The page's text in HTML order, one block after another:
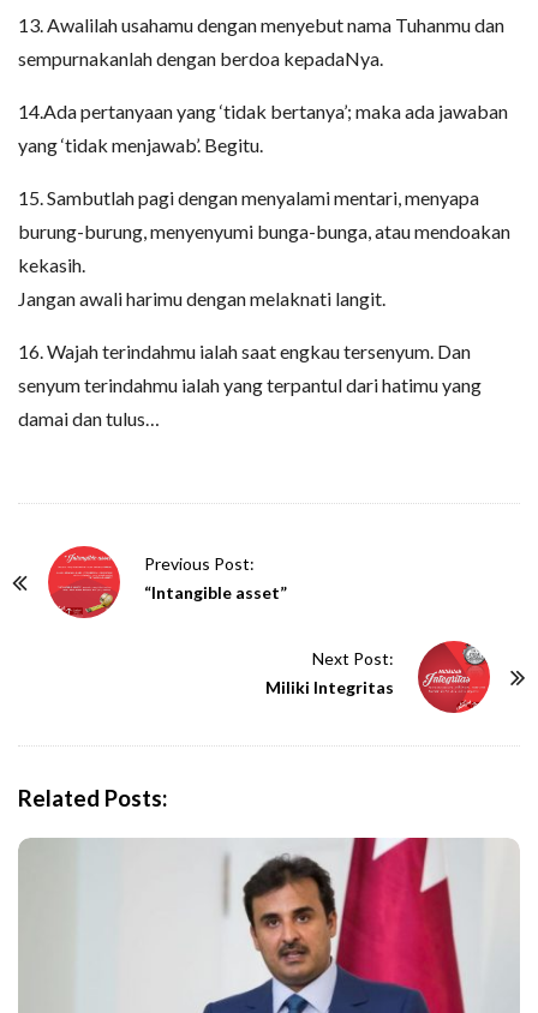
13. Awalilah usahamu dengan menyebut nama Tuhanmu dan
sempurnakanlah dengan berdoa kepadaNya.
14.Ada pertanyaan yang ‘tidak bertanya’; maka ada jawaban
yang ‘tidak menjawab’. Begitu.
15. Sambutlah pagi dengan menyalami mentari, menyapa
burung-burung, menyenyumi bunga-bunga, atau mendoakan
kekasih.
Jangan awali harimu dengan melaknati langit.
16. Wajah terindahmu ialah saat engkau tersenyum. Dan
senyum terindahmu ialah yang terpantul dari hatimu yang
damai dan tulus…
Previous Post:
“Intangible asset”
Next Post:
Miliki Integritas
Related Posts: